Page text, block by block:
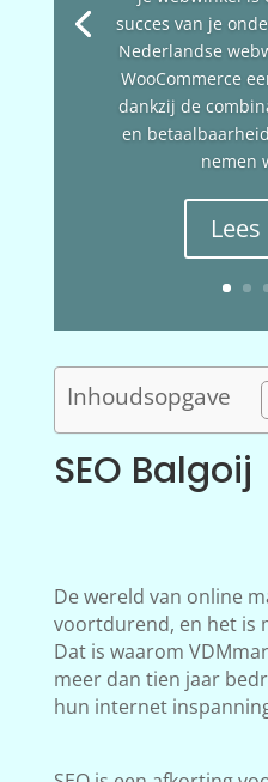
succes van je
Nederlandse
WooCommerce
dankzij de
en
nemen
Inhoudsopgave
SEO Balgoij
De wereld van online
voortdurend, en het is
Dat is waarom
meer dan tien jaar
hun internet